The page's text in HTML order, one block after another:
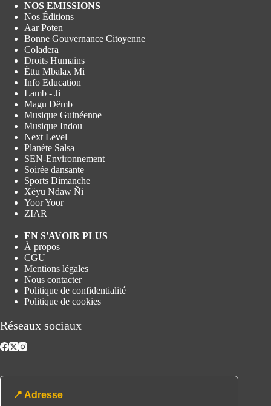
NOS EMISSIONS
Nos Éditions
Aar Poten
Bonne Gouvernance Citoyenne
Coladera
Droits Humains
Ëttu Mbalax Mi
Info Education
Lamb - Ji
Magu Dëmb
Musique Guinéenne
Musique Indou
Next Level
Planète Salsa
SEN-Environnement
Soirée dansante
Sports Dimanche
Xëyu Ndaw Ñi
Yoor Yoor
ZIAR
EN S'AVOIR PLUS
À propos
CGU
Mentions légales
Nous contacter
Politique de confidentialité
Politique de cookies
Réseaux sociaux
📍 Adresse